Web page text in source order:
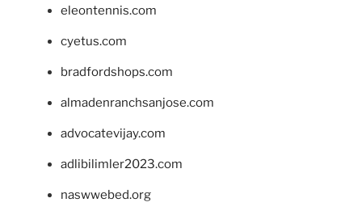
eleontennis.com
cyetus.com
bradfordshops.com
almadenranchsanjose.com
advocatevijay.com
adlibilimler2023.com
naswwebed.org